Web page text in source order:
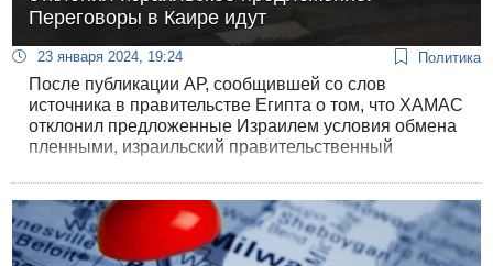
Переговоры в Каире идут
23 января 2024, 19:24 Политика
После публикации AР, сообщившей со слов
источника в правительстве Египта о том, что ХАМАС
отклонил предложенные Израилем условия обмена
пленными, израильский правительственный
опроверг эту информацию.